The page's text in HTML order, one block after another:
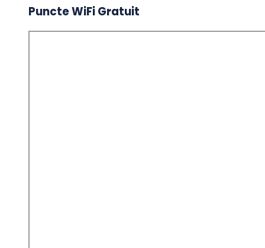
Puncte WiFi Gratuit